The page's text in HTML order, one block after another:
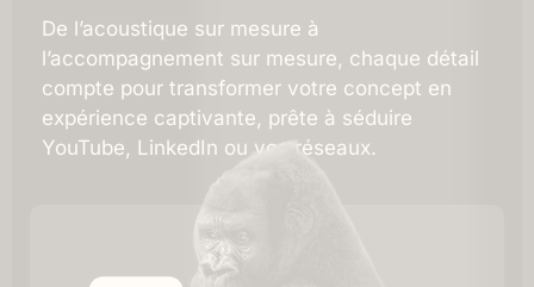
De l’acoustique sur mesure à
l’accompagnement sur mesure, chaque détail
compte pour transformer votre concept en
expérience captivante, prête à séduire
YouTube, LinkedIn ou vos réseaux.